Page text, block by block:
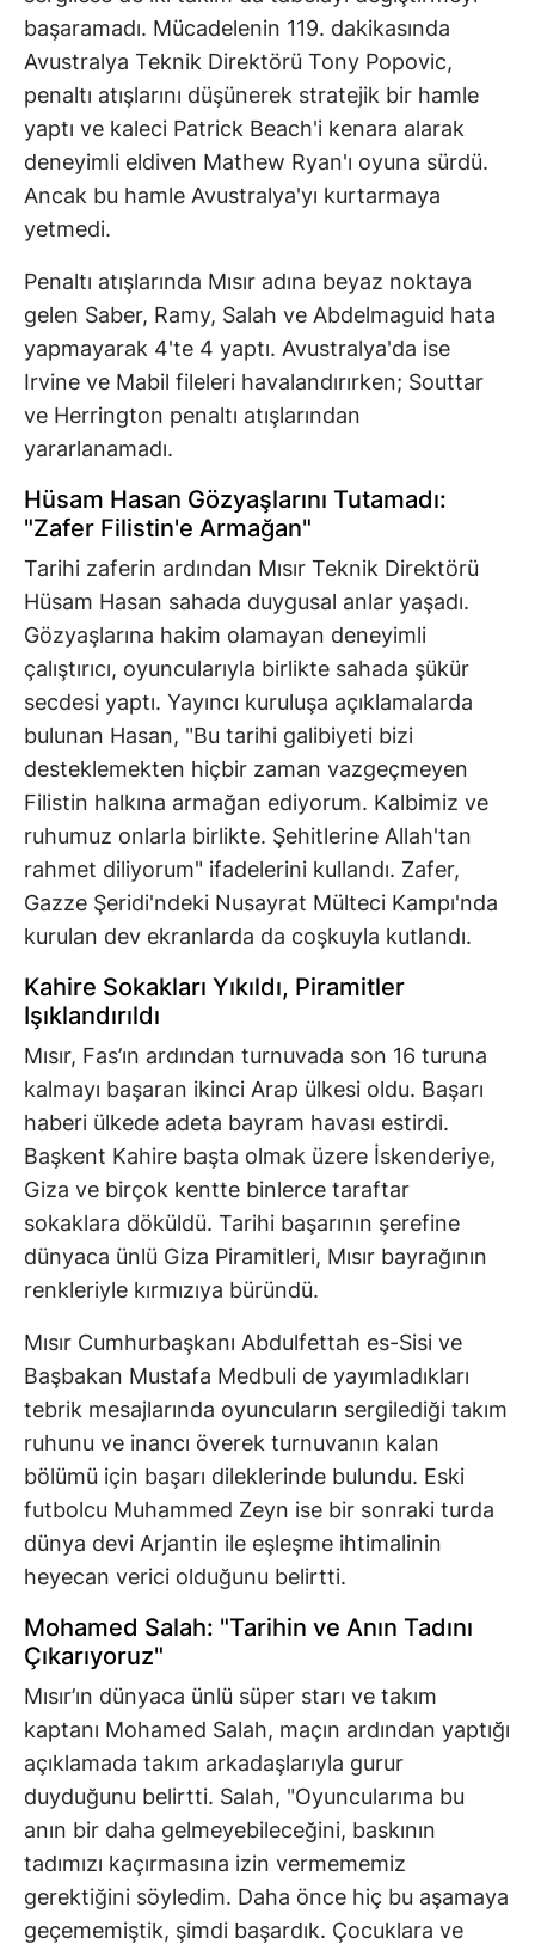
başaramadı. Mücadelenin 119. dakikasında
Avustralya Teknik Direktörü Tony Popovic,
penaltı atışlarını düşünerek stratejik bir hamle
yaptı ve kaleci Patrick Beach'i kenara alarak
deneyimli eldiven Mathew Ryan'ı oyuna sürdü.
Ancak bu hamle Avustralya'yı kurtarmaya
yetmedi.
Penaltı atışlarında Mısır adına beyaz noktaya
gelen Saber, Ramy, Salah ve Abdelmaguid hata
yapmayarak 4'te 4 yaptı. Avustralya'da ise
Irvine ve Mabil fileleri havalandırırken; Souttar
ve Herrington penaltı atışlarından
yararlanamadı.
Hüsam Hasan Gözyaşlarını Tutamadı:
"Zafer Filistin'e Armağan"
Tarihi zaferin ardından Mısır Teknik Direktörü
Hüsam Hasan sahada duygusal anlar yaşadı.
Gözyaşlarına hakim olamayan deneyimli
çalıştırıcı, oyuncularıyla birlikte sahada şükür
secdesi yaptı. Yayıncı kuruluşa açıklamalarda
bulunan Hasan, "Bu tarihi galibiyeti bizi
desteklemekten hiçbir zaman vazgeçmeyen
Filistin halkına armağan ediyorum. Kalbimiz ve
ruhumuz onlarla birlikte. Şehitlerine Allah'tan
rahmet diliyorum" ifadelerini kullandı. Zafer,
Gazze Şeridi'ndeki Nusayrat Mülteci Kampı'nda
kurulan dev ekranlarda da coşkuyla kutlandı.
Kahire Sokakları Yıkıldı, Piramitler
Işıklandırıldı
Mısır, Fas’ın ardından turnuvada son 16 turuna
kalmayı başaran ikinci Arap ülkesi oldu. Başarı
haberi ülkede adeta bayram havası estirdi.
Başkent Kahire başta olmak üzere İskenderiye,
Giza ve birçok kentte binlerce taraftar
sokaklara döküldü. Tarihi başarının şerefine
dünyaca ünlü Giza Piramitleri, Mısır bayrağının
renkleriyle kırmızıya büründü.
Mısır Cumhurbaşkanı Abdulfettah es-Sisi ve
Başbakan Mustafa Medbuli de yayımladıkları
tebrik mesajlarında oyuncuların sergilediği takım
ruhunu ve inancı överek turnuvanın kalan
bölümü için başarı dileklerinde bulundu. Eski
futbolcu Muhammed Zeyn ise bir sonraki turda
dünya devi Arjantin ile eşleşme ihtimalinin
heyecan verici olduğunu belirtti.
Mohamed Salah: "Tarihin ve Anın Tadını
Çıkarıyoruz"
Mısır’ın dünyaca ünlü süper starı ve takım
kaptanı Mohamed Salah, maçın ardından yaptığı
açıklamada takım arkadaşlarıyla gurur
duyduğunu belirtti. Salah, "Oyuncularıma bu
anın bir daha gelmeyebileceğini, baskının
tadımızı kaçırmasına izin vermememiz
gerektiğini söyledim. Daha önce hiç bu aşamaya
geçememiştik, şimdi başardık. Çocuklara ve